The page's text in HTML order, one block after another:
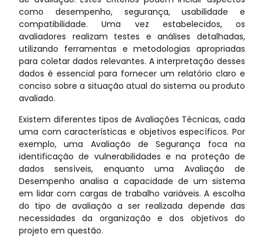
como desempenho, segurança, usabilidade e
compatibilidade. Uma vez estabelecidos, os
avaliadores realizam testes e análises detalhadas,
utilizando ferramentas e metodologias apropriadas
para coletar dados relevantes. A interpretação desses
dados é essencial para fornecer um relatório claro e
conciso sobre a situação atual do sistema ou produto
avaliado.
Existem diferentes tipos de Avaliações Técnicas, cada
uma com características e objetivos específicos. Por
exemplo, uma Avaliação de Segurança foca na
identificação de vulnerabilidades e na proteção de
dados sensíveis, enquanto uma Avaliação de
Desempenho analisa a capacidade de um sistema
em lidar com cargas de trabalho variáveis. A escolha
do tipo de avaliação a ser realizada depende das
necessidades da organização e dos objetivos do
projeto em questão.